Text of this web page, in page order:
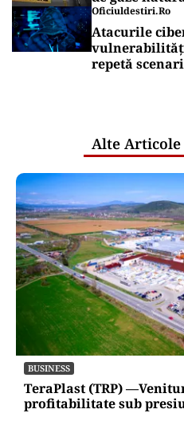
INTERNAȚIONAL
Megayahtul
americani de
scos la
cercetare și
Puterea Financiara
Transgaz
dezvoltatorul
de gaze
Oficiuldestiri.ro
Atacurile
repetă
comunicările
pentru
publice
Alte Articole